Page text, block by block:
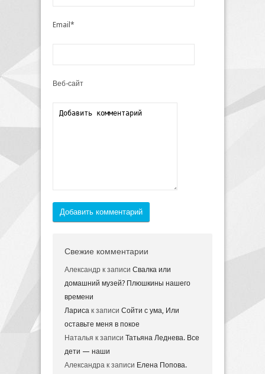
Email*
Веб-сайт
Добавить комментарий
Свежие комментарии
Александр к записи Свалка или
домашний музей? Плюшкины нашего
времени
Лариса к записи Сойти с ума, Или
оставьте меня в покое
Наталья к записи Татьяна Леднева. Все
дети — наши
Александра к записи Елена Попова.